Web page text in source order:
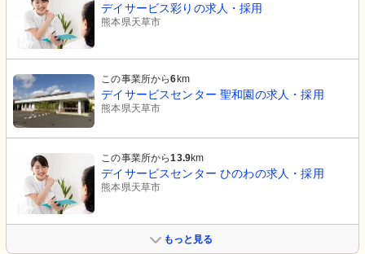
デイサービス彩りの求人・採用
熊本県天草市
この事業所から6km
デイサービスセンター 聖和園の求人・採用
熊本県天草市
この事業所から13.9km
デイサービスセンター ひのわの求人・採用
熊本県天草市
もっと見る